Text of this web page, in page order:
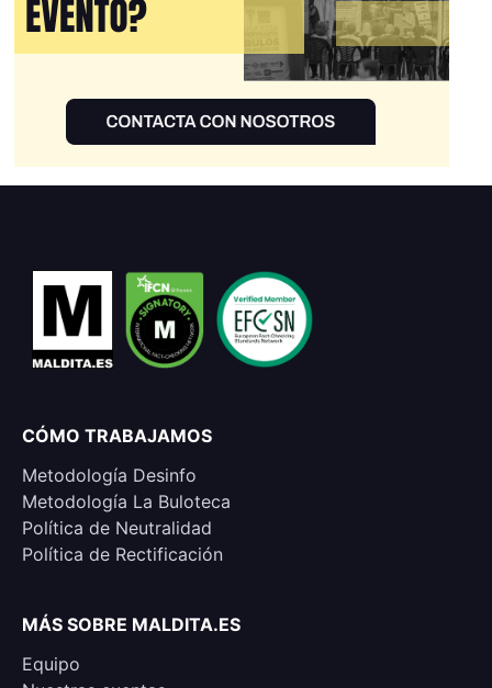
CÓMO TRABAJAMOS
Metodología Desinfo
Metodología La Buloteca
Política de Neutralidad
Política de Rectificación
MÁS SOBRE MALDITA.ES
Equipo